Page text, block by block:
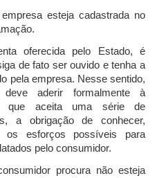
esteja cadastrada no
oferecida pelo Estado, é
de fato ser ouvido e tenha a
pela empresa. Nesse sentido,
aderir formalmente à
que aceita uma série de
a obrigação de conhecer,
os esforços possíveis para
pelo consumidor.
procura não esteja